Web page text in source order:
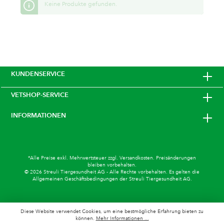
Keine Produkte gefunden.
KUNDENSERVICE
VETSHOP-SERVICE
INFORMATIONEN
*Alle Preise exkl. Mehrwertsteuer zzgl. Versandkosten. Preisänderungen
bleiben vorbehalten.
© 2026 Streuli Tiergesundheit AG - Alle Rechte vorbehalten. Es gelten die
Allgemeinen Geschäftsbedingungen der Streuli Tiergesundheit AG.
Diese Website verwendet Cookies, um eine bestmögliche Erfahrung bieten zu
können. Mehr Informationen ...